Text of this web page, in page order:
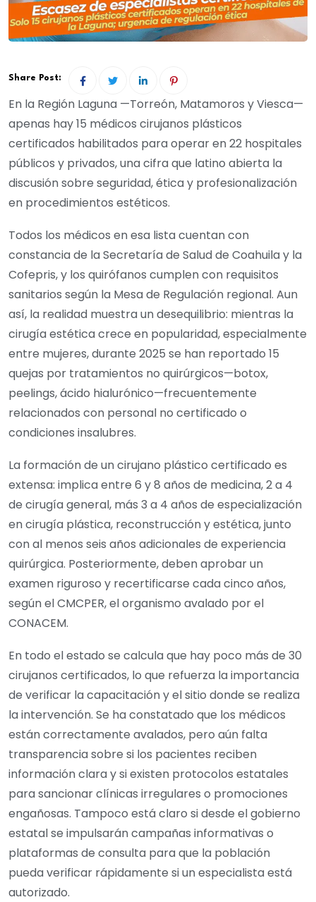
Share Post:
En la Región Laguna —Torreón, Matamoros y Viesca—
apenas hay 15 médicos cirujanos plásticos
certificados habilitados para operar en 22 hospitales
públicos y privados, una cifra que latino abierta la
discusión sobre seguridad, ética y profesionalización
en procedimientos estéticos.
Todos los médicos en esa lista cuentan con
constancia de la Secretaría de Salud de Coahuila y la
Cofepris, y los quirófanos cumplen con requisitos
sanitarios según la Mesa de Regulación regional. Aun
así, la realidad muestra un desequilibrio: mientras la
cirugía estética crece en popularidad, especialmente
entre mujeres, durante 2025 se han reportado 15
quejas por tratamientos no quirúrgicos—botox,
peelings, ácido hialurónico—frecuentemente
relacionados con personal no certificado o
condiciones insalubres.
La formación de un cirujano plástico certificado es
extensa: implica entre 6 y 8 años de medicina, 2 a 4
de cirugía general, más 3 a 4 años de especialización
en cirugía plástica, reconstrucción y estética, junto
con al menos seis años adicionales de experiencia
quirúrgica. Posteriormente, deben aprobar un
examen riguroso y recertificarse cada cinco años,
según el CMCPER, el organismo avalado por el
CONACEM.
En todo el estado se calcula que hay poco más de 30
cirujanos certificados, lo que refuerza la importancia
de verificar la capacitación y el sitio donde se realiza
la intervención. Se ha constatado que los médicos
están correctamente avalados, pero aún falta
transparencia sobre si los pacientes reciben
información clara y si existen protocolos estatales
para sancionar clínicas irregulares o promociones
engañosas. Tampoco está claro si desde el gobierno
estatal se impulsarán campañas informativas o
plataformas de consulta para que la población
pueda verificar rápidamente si un especialista está
autorizado.